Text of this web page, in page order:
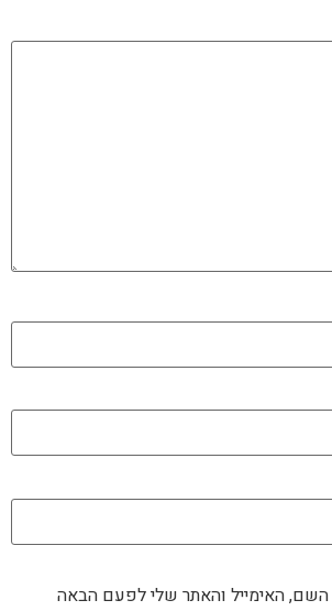
האימייל והאתר שלי לפעם הבאה